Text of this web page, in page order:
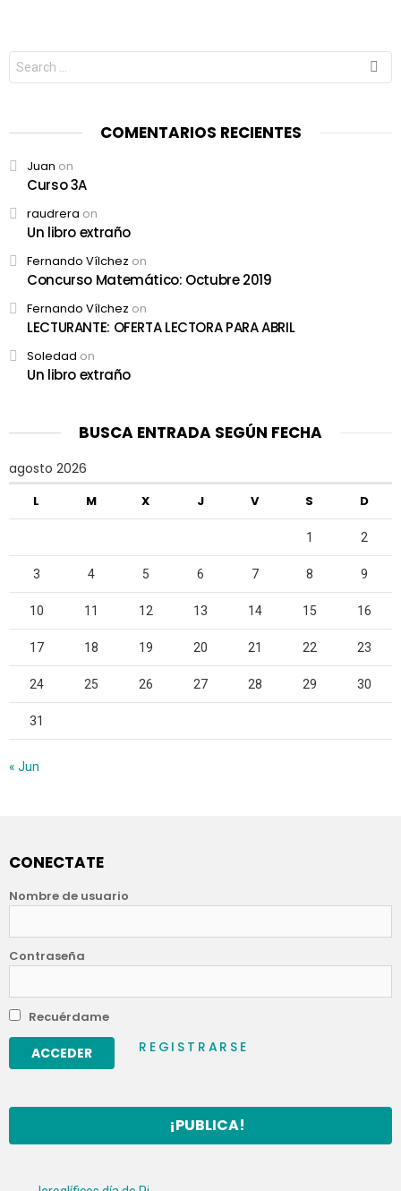
Search
for:
COMENTARIOS RECIENTES
Juan on
Curso 3A
raudrera on
Un libro extraño
Fernando Vílchez on
Concurso Matemático: Octubre 2019
Fernando Vílchez on
LECTURANTE: OFERTA LECTORA PARA ABRIL
Soledad on
Un libro extraño
BUSCA ENTRADA SEGÚN FECHA
agosto 2026
L M X J V S D
1 2
3 4 5 6 7 8 9
10 11 12 13 14 15 16
17 18 19 20 21 22 23
24 25 26 27 28 29 30
31
« Jun
CONECTATE
Nombre de usuario
Contraseña
Recuérdame
REGISTRARSE
¡PUBLICA!